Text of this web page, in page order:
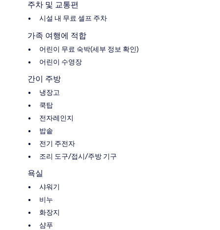
주차 및 교통편
시설 내 무료 셀프 주차
가족 여행에 적합
어린이 무료 숙박(세부 정보 확인)
어린이 수영장
간이 주방
냉장고
쿡탑
전자레인지
밥솥
전기 주전자
조리 도구/접시/주방 기구
욕실
샤워기
비누
화장지
샴푸